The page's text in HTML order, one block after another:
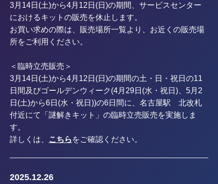
3月14日(土)から4月12日(日)の期間、サービスセンター
におけるキットの販売を休止します。
お買い求めの際は、販売場所一覧より、お近くの販売場
所をご利用ください。
＜臨時立売販売＞
3月14日(土)から4月12日(日)の期間の土・日・祝日の11
日間及びゴールデンウィーク(4月29日(水・祝日)、5月2
日(土)から6日(水・祝日))の6日間に、名古屋駅 北改札
付近にて「謎解きキット」の臨時立売販売を実施しま
す。
詳しくは、
こちら をご確認ください。
2025.12.26